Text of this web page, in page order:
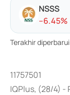
NSSS
--6.45%
Terakhir diperbarui
11757501
IQPlus, (28/4) -